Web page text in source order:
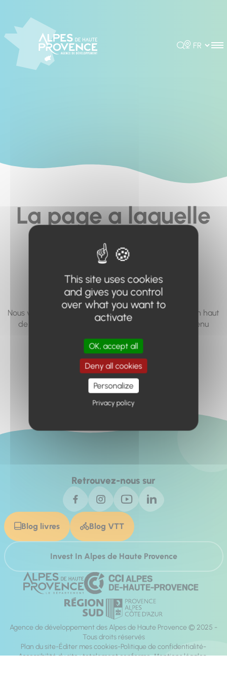
Rechercher
Choisir la
La page a laquelle
vous cherchez à
accéder n'existe
pas... ou plus.
Nous vous invitons à utiliser le moteur de recherche en haut
de page, ou à utiliser le menu pour trouver le contenu
Retour à l'accueil
Retrouvez-nous sur
Blog livres Blog VTT
Invest In Alpes de Haute Provence
Agence de développement des Alpes de Haute Provence © 2025 -
Tous droits réservés
Plan du site Éditer mes cookies Politique de confidentialité
Accessibilité du site : totalement conforme Mentions légales
This site uses cookies
and gives you control
over what you want to
activate
OK, accept all
Deny all cookies
Personalize
Privacy policy